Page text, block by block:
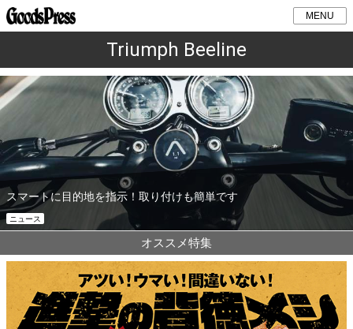
MENU
Triumph Beeline
スマートに目的地を指示！取り付けも簡単です
ニュース
オススメ特集